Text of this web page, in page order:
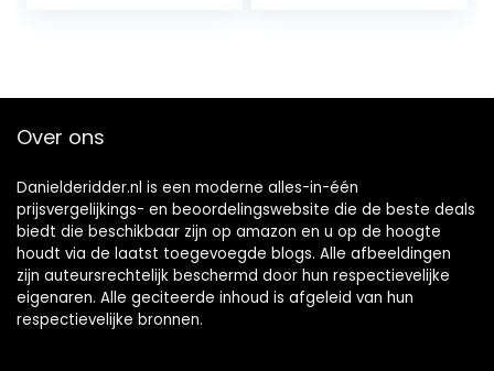
Over ons
Danielderidder.nl is een moderne alles-in-één
prijsvergelijkings- en beoordelingswebsite die de beste deals
biedt die beschikbaar zijn op amazon en u op de hoogte
houdt via de laatst toegevoegde blogs. Alle afbeeldingen
zijn auteursrechtelijk beschermd door hun respectievelijke
eigenaren. Alle geciteerde inhoud is afgeleid van hun
respectievelijke bronnen.